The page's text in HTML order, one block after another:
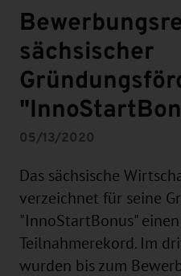
sächsischer
05/13/2020
Das sächsische
verzeichnet für seine
"InnoStartBonus"
Teilnahmerekord. Im
wurden bis zum